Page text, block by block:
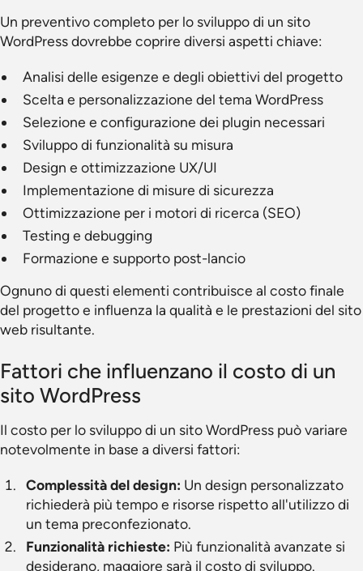
Un preventivo completo per lo sviluppo di un sito
WordPress dovrebbe coprire diversi aspetti chiave:
Analisi delle esigenze e degli obiettivi del progetto
Scelta e personalizzazione del tema WordPress
Selezione e configurazione dei plugin necessari
Sviluppo di funzionalità su misura
Design e ottimizzazione UX/UI
Implementazione di misure di sicurezza
Ottimizzazione per i motori di ricerca (SEO)
Testing e debugging
Formazione e supporto post-lancio
Ognuno di questi elementi contribuisce al costo finale
del progetto e influenza la qualità e le prestazioni del sito
web risultante.
Fattori che influenzano il costo di un
sito WordPress
Il costo per lo sviluppo di un sito WordPress può variare
notevolmente in base a diversi fattori:
Complessità del design: Un design personalizzato
richiederà più tempo e risorse rispetto all'utilizzo di
un tema preconfezionato.
Funzionalità richieste: Più funzionalità avanzate si
desiderano, maggiore sarà il costo di sviluppo.